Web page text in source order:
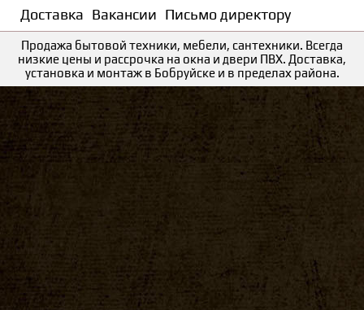
Доставка Вакансии Письмо директору
Продажа бытовой техники, мебели, сантехники. Всегда
низкие цены и рассрочка на окна и двери ПВХ. Доставка,
установка и монтаж в Бобруйске и в пределах района.